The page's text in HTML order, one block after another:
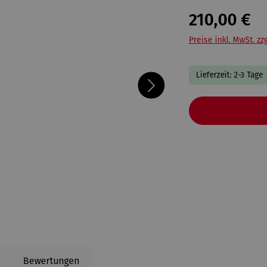
210,00 €
Preise inkl. MwSt.
Lieferzeit: 2-3 Tage
Bewertungen